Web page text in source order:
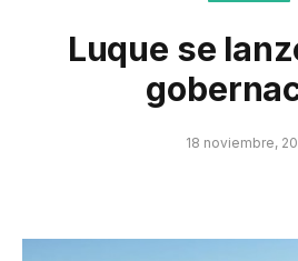
Luque se
18 noviembre,